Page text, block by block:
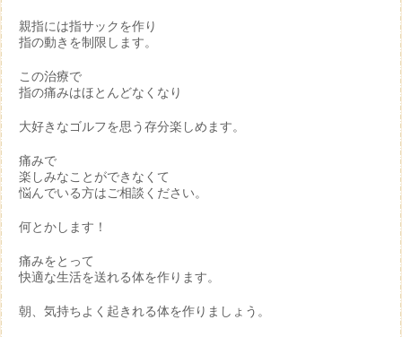
親指には指サックを作り
指の動きを制限します。
この治療で
指の痛みはほとんどなくなり
大好きなゴルフを思う存分楽しめます。
痛みで
楽しみなことができなくて
悩んでいる方はご相談ください。
何とかします！
痛みをとって
快適な生活を送れる体を作ります。
朝、気持ちよく起きれる体を作りましょう。